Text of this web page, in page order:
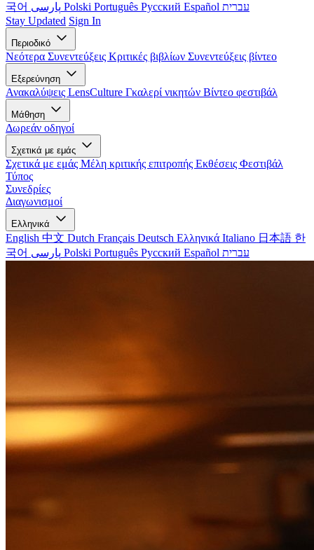
국어
Polski Português Русский Español עברית
Stay Updated Sign In
Περιοδικό
Νεότερα Συνεντεύξεις Κριτικές βιβλίων Συνεντεύξεις βίντεο
Εξερεύνηση
Ανακαλύψεις LensCulture Γκαλερί νικητών Βίντεο φεστιβάλ
Μάθηση
Δωρεάν οδηγοί
Σχετικά με εμάς
Σχετικά με εμάς Μέλη κριτικής επιτροπής Εκθέσεις Φεστιβάλ
Τύπος
Συνεδρίες
Διαγωνισμοί
Ελληνικά
English 中文 Dutch Français Deutsch Ελληνικά Italiano 日本語 한
국어
Polski Português Русский Español עברית